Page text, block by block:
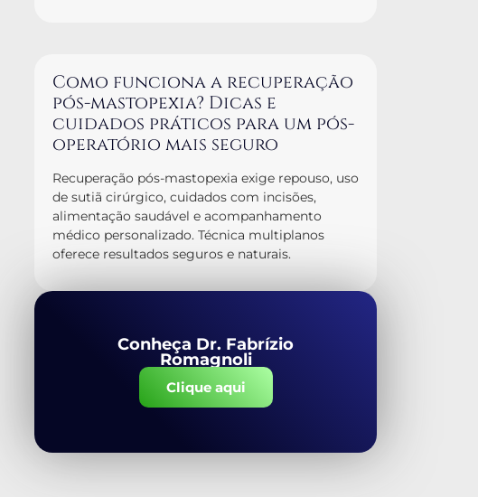
Como funciona a recuperação
pós-mastopexia? Dicas e
cuidados práticos para um pós-
operatório mais seguro
Recuperação pós-mastopexia exige repouso, uso
de sutiã cirúrgico, cuidados com incisões,
alimentação saudável e acompanhamento
médico personalizado. Técnica multiplanos
oferece resultados seguros e naturais.
Conheça Dr. Fabrízio
Romagnoli
Clique aqui